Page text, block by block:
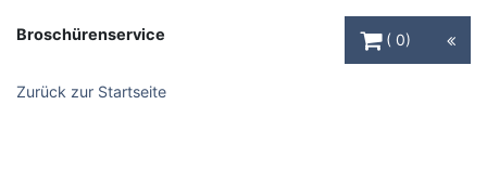
Broschürenservice
0
Zurück zur Startseite